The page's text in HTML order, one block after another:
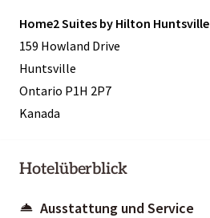
Home2 Suites by Hilton Huntsville
159 Howland Drive
Huntsville
Ontario P1H 2P7
Kanada
Hotelüberblick
Ausstattung und Service